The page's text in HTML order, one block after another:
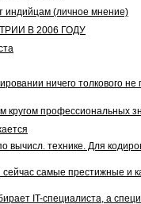
индийцам (личное мнение)
В 2006 ГОДУ
ничего толкового не
кругом профессиональных
вычисл. технике. Для
самые престижные и
IT-специалиста, а